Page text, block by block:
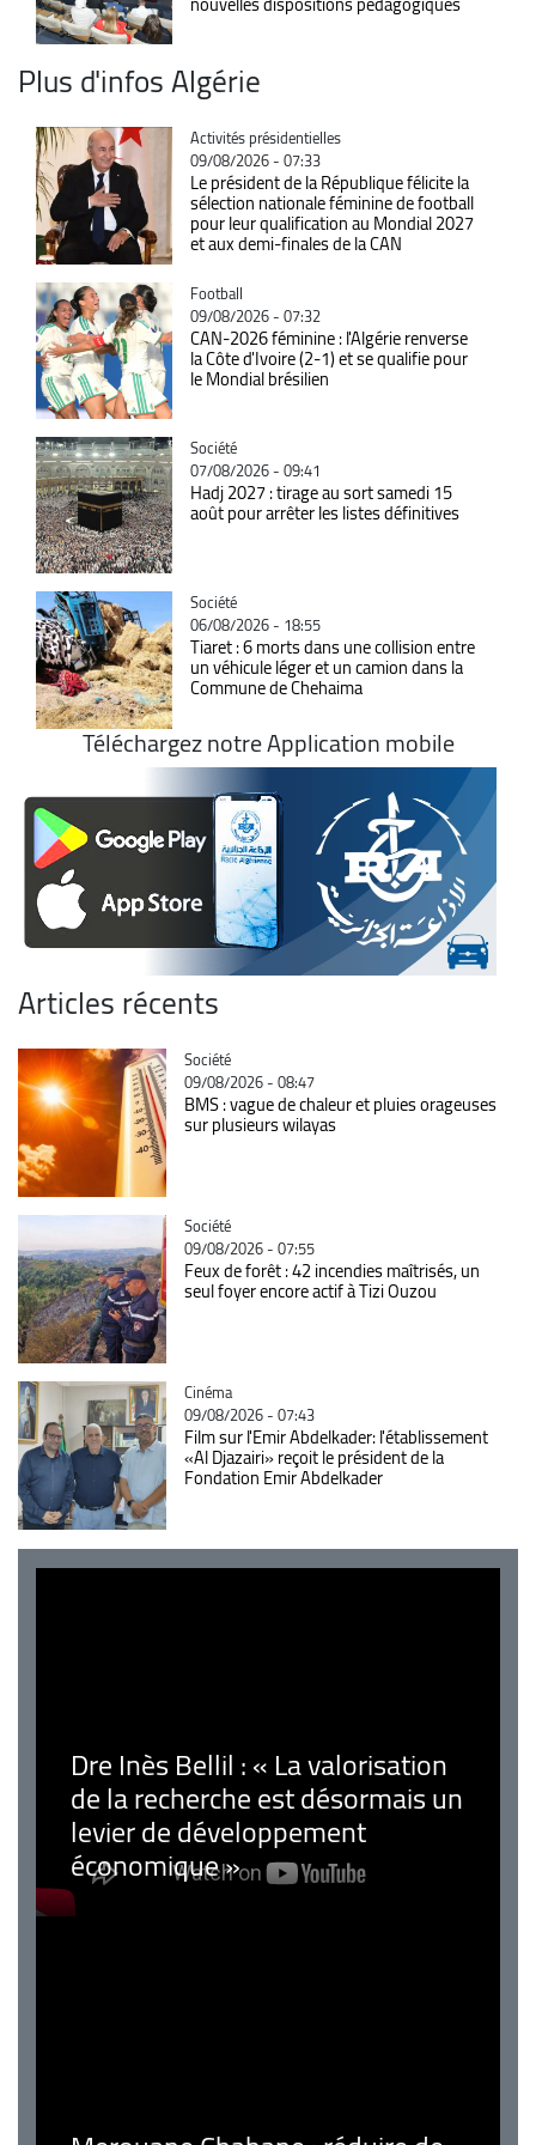
Plus d'infos Algérie
Catégorie
Activités présidentielles
09/08/2026 - 07:33
Le président de la République félicite la
sélection nationale féminine de football
pour leur qualification au Mondial 2027
et aux demi-finales de la CAN
Catégorie
Football
09/08/2026 - 07:32
CAN-2026 féminine : l'Algérie renverse
la Côte d'Ivoire (2-1) et se qualifie pour
le Mondial brésilien
Catégorie
Société
07/08/2026 - 09:41
Hadj 2027 : tirage au sort samedi 15
août pour arrêter les listes définitives
Catégorie
Société
06/08/2026 - 18:55
Tiaret : 6 morts dans une collision entre
un véhicule léger et un camion dans la
Commune de Chehaima
Téléchargez notre Application mobile
Articles récents
Catégorie
Société
09/08/2026 - 08:47
BMS : vague de chaleur et pluies orageuses
sur plusieurs wilayas
Catégorie
Société
09/08/2026 - 07:55
Feux de forêt : 42 incendies maîtrisés, un
seul foyer encore actif à Tizi Ouzou
Catégorie
Cinéma
09/08/2026 - 07:43
Film sur l'Emir Abdelkader: l'établissement
«Al Djazairi» reçoit le président de la
Fondation Emir Abdelkader
Dre Inès Bellil : « La valorisation
de la recherche est désormais un
levier de développement
économique »